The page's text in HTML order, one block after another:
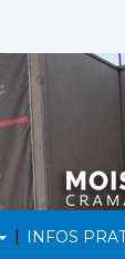
| INFOS